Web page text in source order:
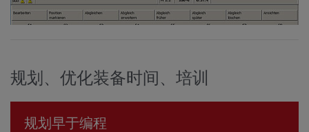
规划、优化装备时间、培训
规划早于编程